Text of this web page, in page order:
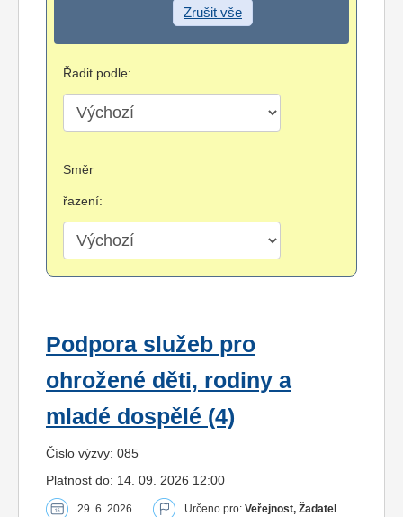
Zrušit vše
Řadit podle:
Směr
řazení:
Podpora služeb pro
ohrožené děti, rodiny a
mladé dospělé (4)
Číslo výzvy: 085
Platnost do: 14. 09. 2026 12:00
29. 6. 2026 Určeno pro: Veřejnost, Žadatel